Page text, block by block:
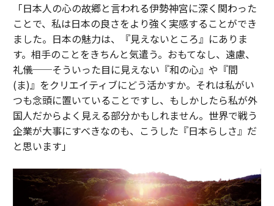
「日本人の心の故郷と言われる伊勢神宮に深く関わった
ことで、私は日本の良さをより強く実感することができ
ました。日本の魅力は、『見えないところ』にありま
す。相手のことをきちんと気遣う。おもてなし、遠慮、
礼儀──そういった目に見えない『和の心』や『間
(ま)』をクリエイティブにどう活かすか。それは私がい
つも念頭に置いていることですし、もしかしたら私が外
国人だからよく見える部分かもしれません。世界で戦う
企業が大事にすべきなのも、こうした『日本らしさ』だ
と思います」